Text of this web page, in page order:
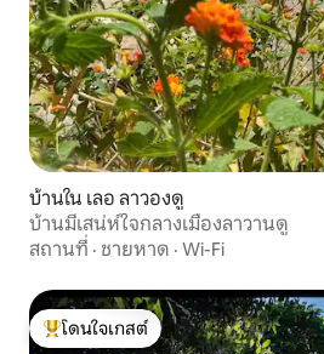
บ้านใน เลอ ลาวองดู
บ้านมีเสน่ห์ใจกลางเมืองลาวานดู
สถานที่ · ชายหาด · Wi-Fi
โดนใจเกสต์ที่สุด
โดนใจเกสต์